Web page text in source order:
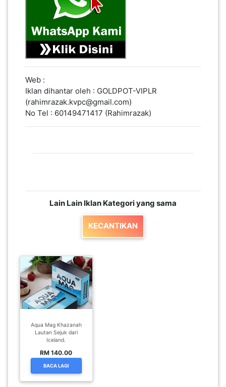
Web :
Iklan dihantar oleh : GOLDPOT-VIPLR
(rahimrazak.kvpc@gmail.com)
No Tel : 60149471417 (Rahimrazak)
Lain Lain Iklan Kategori yang sama
KECANTIKAN
Aqua Mag Khazanah
Lautan Sejuk dari
Iceland.
RM 140.00
BACA LAGI
PEKERJAAN(0)
SERVIS(17)
HARTA
BENDA(1)
PAHANG(13)
KELANTAN(22)
PERAK(41)
NEGERI
SEMBILAN(10)